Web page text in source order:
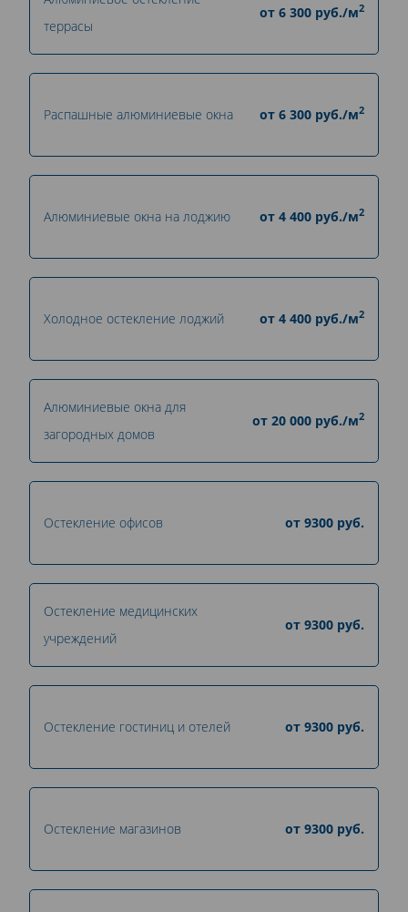
террасы
от 6 300 руб./м2
Распашные алюминиевые окна от 6 300 руб./м2
Алюминиевые окна на лоджию от 4 400 руб./м2
Холодное остекление лоджий от 4 400 руб./м2
Алюминиевые окна для
загородных домов
от 20 000 руб./м2
Остекление офисов от 9300 руб.
Остекление медицинских
учреждений
от 9300 руб.
Остекление гостиниц и отелей от 9300 руб.
Остекление магазинов от 9300 руб.